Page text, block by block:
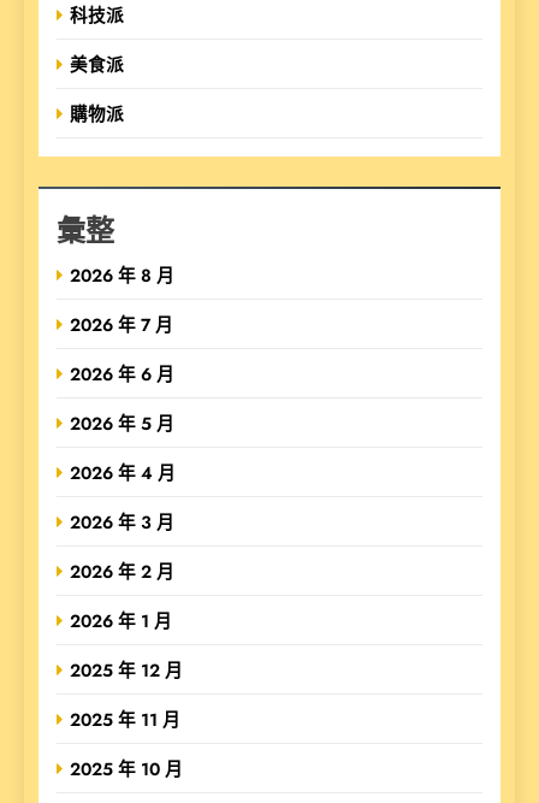
科技派
美食派
購物派
彙整
2026 年 8 月
2026 年 7 月
2026 年 6 月
2026 年 5 月
2026 年 4 月
2026 年 3 月
2026 年 2 月
2026 年 1 月
2025 年 12 月
2025 年 11 月
2025 年 10 月